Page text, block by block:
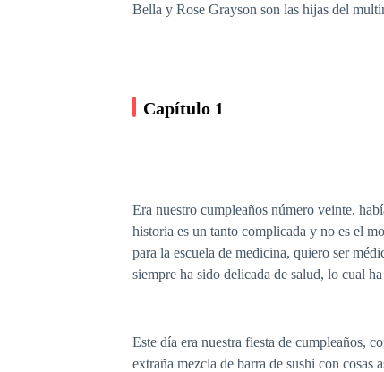
Bella y Rose Grayson son las hijas del
Capítulo 1
Era nuestro cumpleaños número veinte,
historia es un tanto complicada y no es el
para la escuela de medicina, quiero ser
siempre ha sido delicada de salud, lo cual
Este día era nuestra fiesta de cumpleaños,
extraña mezcla de barra de sushi con cosas